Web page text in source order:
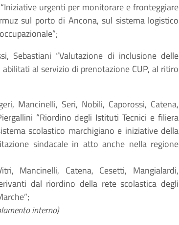
urgenti per monitorare e fronteggiare
sul porto di Ancona, sul sistema logistico
Sebastiani “Valutazione di inclusione delle
al servizio di prenotazione CUP, al ritiro
Mancinelli, Seri, Nobili, Caporossi, Catena,
“Riordino degli Istituti Tecnici e filiera
scolastico marchigiano e iniziative della
sindacale in atto anche nella regione
Mancinelli, Catena, Cesetti, Mangialardi,
dal riordino della rete scolastica degli
interno)